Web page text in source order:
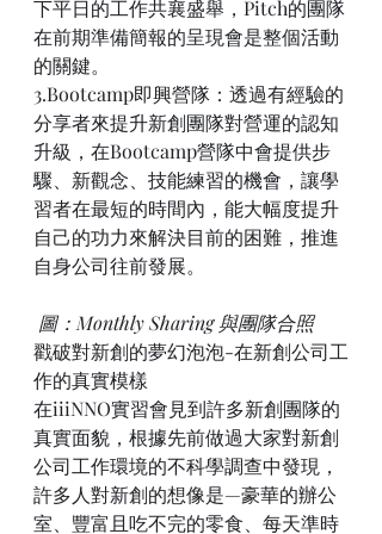
下平日的工作共襄盛舉，Pitch的團隊
在前期準備簡報的呈現會是整個活動
的關鍵。
3.Bootcamp即興營隊：透過有經驗的
分享者來提升新創團隊對營運的認知
升級，在Bootcamp營隊中會提供步
驟、新觀念、技能練習的機會，讓學
習者在最短的時間內，能大幅度提升
自己的功力來解決目前的困難，推進
自身公司往前發展。
圖：Monthly Sharing 與團隊合照
戳破對新創的夢幻泡泡-在新創公司工
作的真實模樣
在iiiNNO實習會見到許多新創團隊的
真實面貌，根據先前做過大家對新創
公司工作環境的不科學調查中發現，
許多人對新創的想像是—豪華的辦公
室、豐富且吃不完的零食、每天準時